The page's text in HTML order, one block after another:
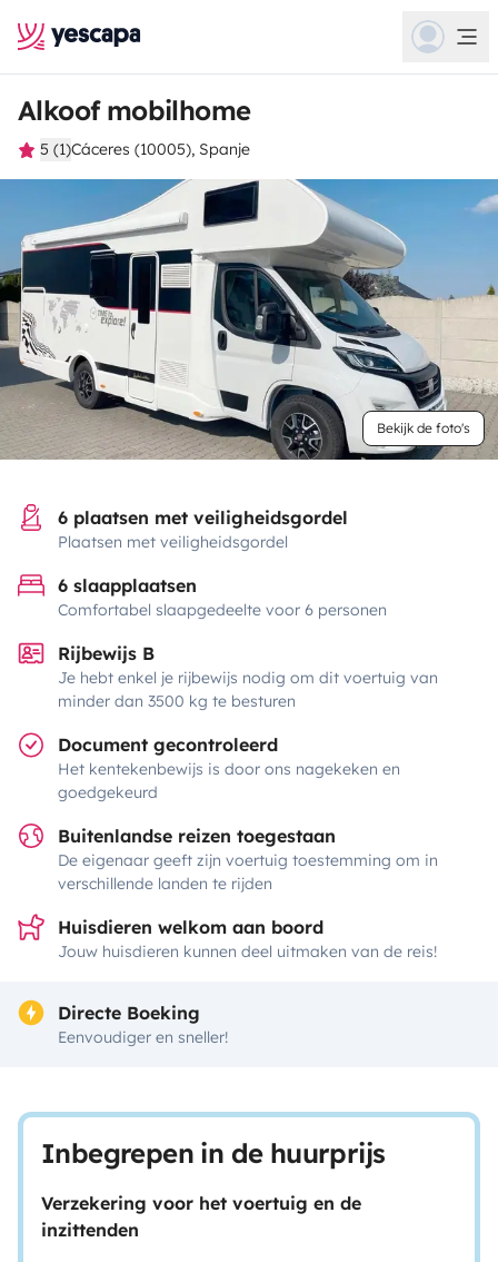
Alkoof mobilhome
5 (1)Cáceres (10005), Spanje
Bekijk de foto's
6 plaatsen met veiligheidsgordel
Plaatsen met veiligheidsgordel
6 slaapplaatsen
Comfortabel slaapgedeelte voor 6 personen
Rijbewijs B
Je hebt enkel je rijbewijs nodig om dit voertuig van
minder dan 3500 kg te besturen
Document gecontroleerd
Het kentekenbewijs is door ons nagekeken en
goedgekeurd
Buitenlandse reizen toegestaan
De eigenaar geeft zijn voertuig toestemming om in
verschillende landen te rijden
Huisdieren welkom aan boord
Jouw huisdieren kunnen deel uitmaken van de reis!
Directe Boeking
Eenvoudiger en sneller!
Inbegrepen in de huurprijs
Verzekering voor het voertuig en de
inzittenden